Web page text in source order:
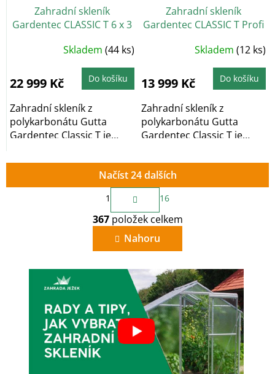
Zahradní skleník
Gardentec CLASSIC T 6 x 3
Průměrné
hodnocení
5,0
z
hvězdiček.
Skladem(44 ks)
22 999 Kč Do košíku
Zahradní skleník z
polykarbonátu Gutta
Gardentec Classic T je
Zahradní skleník
Gardentec CLASSIC T Profi
Průměrné
hodnocení
4,5
z
hvězdiček.
Skladem(12 ks)
13 999 Kč Do košíku
Zahradní skleník z
polykarbonátu Gutta
Gardentec Classic T je
O
v
l
á
a
í
p
r
v
k
Načíst 24 dalších
S
t
r
á
n
k
o
n
í
1 16
367položek celkem
Nahoru